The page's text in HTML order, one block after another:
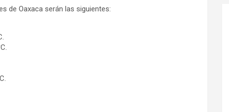
de Oaxaca serán las siguientes: